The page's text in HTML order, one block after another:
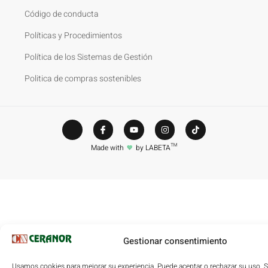
Gestionar consentimiento
Código de conducta
Políticas y Procedimientos
Política de los Sistemas de Gestión
Politica de compras sostenibles
Made with 💙 by LABETA™